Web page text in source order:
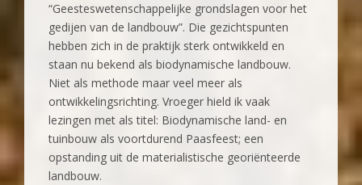
“Geesteswetenschappelijke grondslagen voor het
gedijen van de landbouw”. Die gezichtspunten
hebben zich in de praktijk sterk ontwikkeld en
staan nu bekend als biodynamische landbouw.
Niet als methode maar veel meer als
ontwikkelingsrichting. Vroeger hield ik vaak
lezingen met als titel: Biodynamische land- en
tuinbouw als voortdurend Paasfeest; een
opstanding uit de materialistische georiënteerde
landbouw.